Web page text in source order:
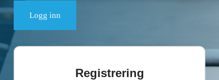
Logg inn
Registrering